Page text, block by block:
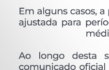
Etiquetas: